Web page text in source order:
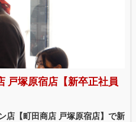
戸塚原宿店【新卒正社員
店【町田商店 戸塚原宿店】で新